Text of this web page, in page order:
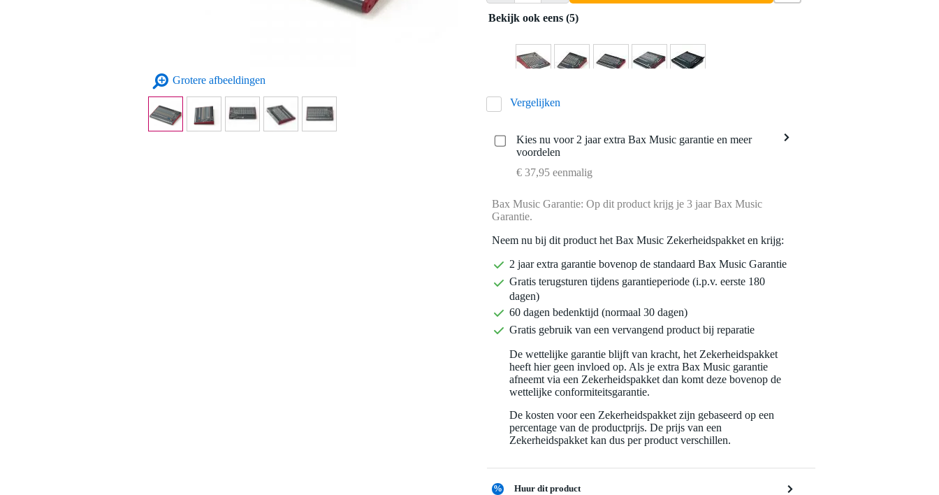
Grotere afbeeldingen
Bekijk ook eens (5)
Vergelijken
Kies nu voor 2 jaar extra Bax Music garantie en meer
voordelen
€ 37,95 eenmalig
Bax Music Garantie: Op dit product krijg je 3 jaar Bax Music
Garantie.
Neem nu bij dit product het Bax Music Zekerheidspakket en krijg:
2 jaar extra garantie bovenop de standaard Bax Music Garantie
Gratis terugsturen tijdens garantieperiode (i.p.v. eerste 180
dagen)
60 dagen bedenktijd (normaal 30 dagen)
Gratis gebruik van een vervangend product bij reparatie
De wettelijke garantie blijft van kracht, het Zekerheidspakket
heeft hier geen invloed op. Als je extra Bax Music garantie
afneemt via een Zekerheidspakket dan komt deze bovenop de
wettelijke conformiteitsgarantie.
De kosten voor een Zekerheidspakket zijn gebaseerd op een
percentage van de productprijs. De prijs van een
Zekerheidspakket kan dus per product verschillen.
% Huur dit product